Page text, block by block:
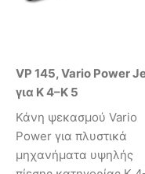
VP 145, Vario Power
για K 4–K 5
Κάνη ψεκασμού Vario
Power για πλυστικά
μηχανήματα υψηλής